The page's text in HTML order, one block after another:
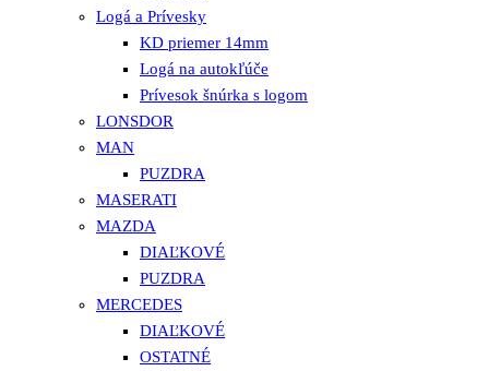
Logá a Prívesky
KD priemer 14mm
Logá na autokľúče
Prívesok šnúrka s logom
LONSDOR
MAN
PUZDRA
MASERATI
MAZDA
DIAĽKOVÉ
PUZDRA
MERCEDES
DIAĽKOVÉ
OSTATNÉ